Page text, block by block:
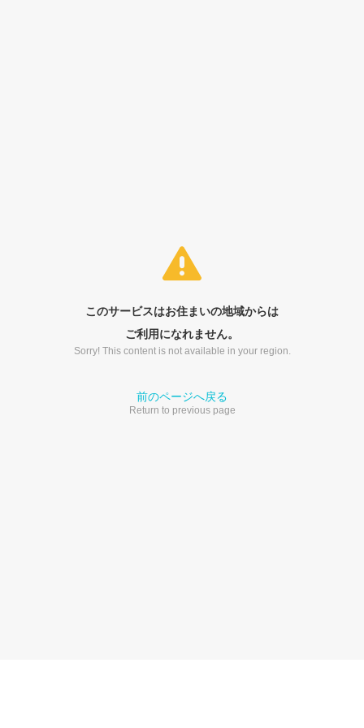
このサービスはお住まいの地域からは
ご利用になれません。
Sorry! This content is not available in your region.
前のページへ戻る
Return to previous page